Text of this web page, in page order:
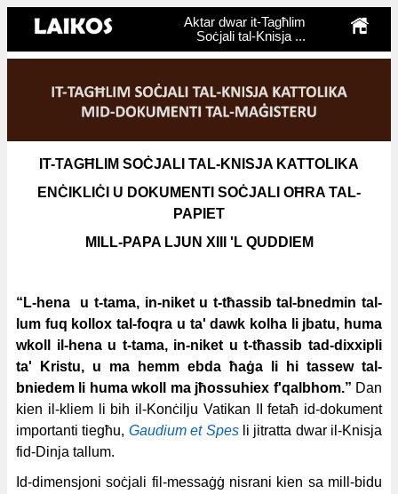
Aktar dwar it-Tagħlim
Soċjali tal-Knisja ...
IT-TAGĦLIM SOĊJALI TAL-KNISJA KATTOLIKA
ENĊIKLIĊI U DOKUMENTI SOĊJALI OĦRA TAL-
PAPIET
MILL-PAPA LJUN XIII 'L QUDDIEM
“L-hena u t-tama, in-niket u t-tħassib tal-bnedmin tal-
lum fuq kollox tal-foqra u ta' dawk kolha li jbatu, huma
wkoll il-hena u t-tama, in-niket u t-tħassib tad-dixxipli
ta' Kristu, u ma hemm ebda ħaġa li hi tassew tal-
bniedem li huma wkoll ma jħossuhiex f'qalbhom.” Dan
kien il-kliem li bih il-Konċilju Vatikan II fetaħ id-dokument
importanti tiegħu, Gaudium et Spesli jitratta dwar il-Knisja
fid-Dinja tallum.
Id-dimensjoni soċjali fil-messaġġ nisrani kien sa mill-bidu